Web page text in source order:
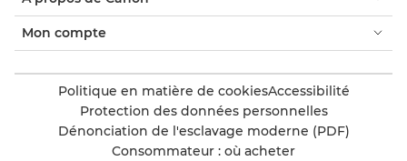
Mon compte
Politique en matière de cookiesAccessibilité
Protection des données personnelles
Dénonciation de l'esclavage moderne (PDF)
Consommateur : où acheter